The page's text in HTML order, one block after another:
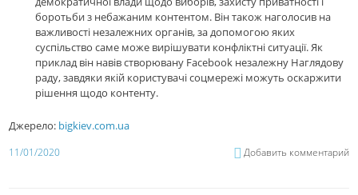
боротьби з небажаним контентом. Він також наголосив на
важливості незалежних органів, за допомогою яких
суспільство саме може вирішувати конфліктні ситуації. Як
приклад він навів створювану Facebook незалежну Наглядову
раду, завдяки якій користувачі соцмережі можуть оскаржити
рішення щодо контенту.
Джерело: bigkiev.com.ua
11/01/2020 Добавить комментарий